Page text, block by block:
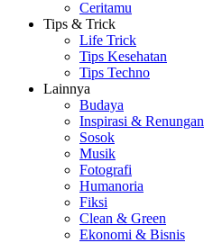
Ceritamu
Tips & Trick
Life Trick
Tips Kesehatan
Tips Techno
Lainnya
Budaya
Inspirasi & Renungan
Sosok
Musik
Fotografi
Humanoria
Fiksi
Clean & Green
Ekonomi & Bisnis